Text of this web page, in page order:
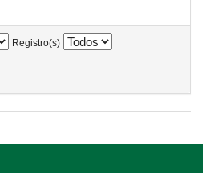
Registro(s)